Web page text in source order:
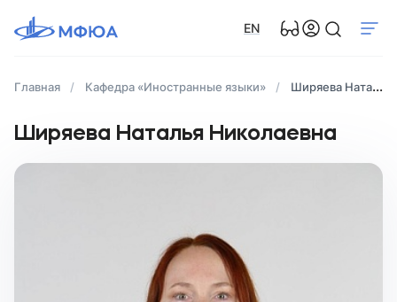
EN
Главная Кафедра «Иностранные языки» Ширяева Наталья Николаевна
Ширяева Наталья Николаевна